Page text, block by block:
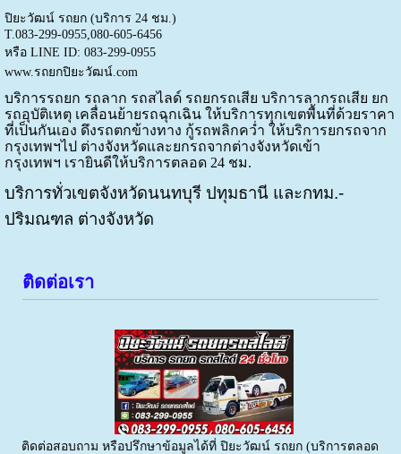
ปิยะวัฒน์ รถยก (บริการ 24 ชม.)
T.083-299-0955,080-605-6456
หรือ LINE ID: 083-299-0955
www.รถยกปิยะวัฒน์.com
บริการรถยก รถลาก รถสไลด์ รถยกรถเสีย บริการลากรถเสีย ยก
รถอุบัติเหตุ เคลื่อนย้ายรถฉุกเฉิน ให้บริการทุกเขตพื้นที่ด้วยราคา
ที่เป็นกันเอง ดึงรถตกข้างทาง กู้รถพลิกคว่ำ ให้บริการยกรถจาก
กรุงเทพฯไป ต่างจังหวัดและยกรถจากต่างจังหวัดเข้า
กรุงเทพฯ เรายินดีให้บริการตลอด24 ชม.
บริการทั่วเขตจังหวัดนนทบุรี ปทุมธานี และกทม.-
ปริมณฑล ต่างจังหวัด
ติดต่อเรา
ติดต่อสอบถาม หรือปรึกษาข้อมูลได้ที่ ปิยะวัฒน์ รถยก (บริการตลอด